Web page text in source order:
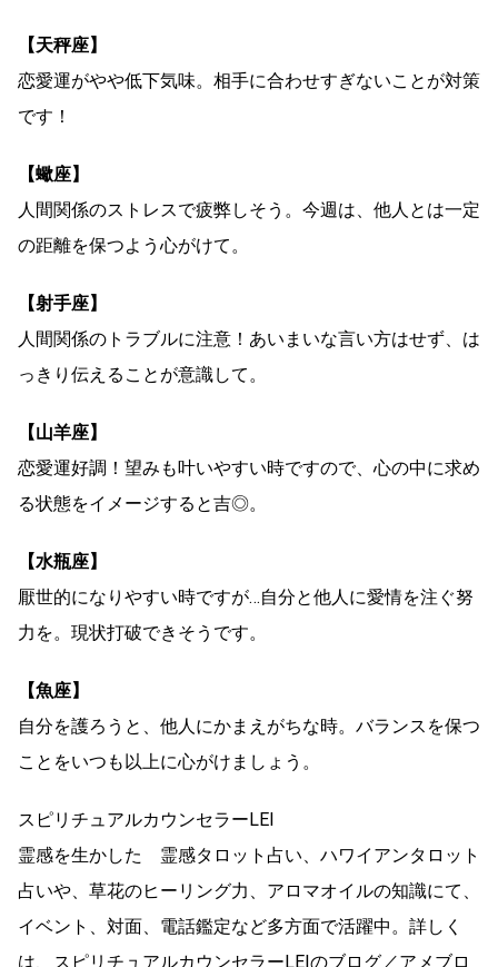
【天秤座】
恋愛運がやや低下気味。相手に合わせすぎないことが対策
です！
【蠍座】
人間関係のストレスで疲弊しそう。今週は、他人とは一定
の距離を保つよう心がけて。
【射手座】
人間関係のトラブルに注意！あいまいな言い方はせず、は
っきり伝えることが意識して。
【山羊座】
恋愛運好調！望みも叶いやすい時ですので、心の中に求め
る状態をイメージすると吉◎。
【水瓶座】
厭世的になりやすい時ですが…自分と他人に愛情を注ぐ努
力を。現状打破できそうです。
【魚座】
自分を護ろうと、他人にかまえがちな時。バランスを保つ
ことをいつも以上に心がけましょう。
スピリチュアルカウンセラーLEI
霊感を生かした 霊感タロット占い、ハワイアンタロット
占いや、草花のヒーリング力、アロマオイルの知識にて、
イベント、対面、電話鑑定など多方面で活躍中。詳しく
は、スピリチュアルカウンセラーLEIのブログ／アメブロ